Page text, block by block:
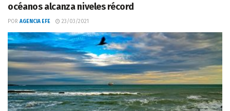
océanos alcanza niveles récord
POR AGENCIA EFE 23/03/2021